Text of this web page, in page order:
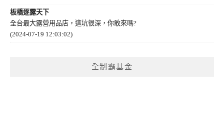
板橋逐露天下
全台最大露營用品店，這坑很深，你敢來嗎?
(2024-07-19 12:03:02)
全制霸基金